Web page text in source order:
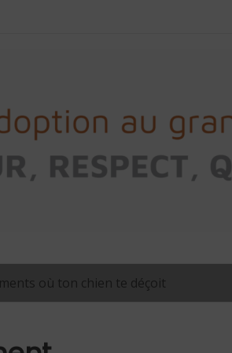
où ton chien te déçoit